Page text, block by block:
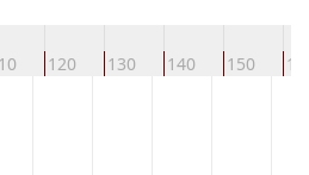
120 130 140 150